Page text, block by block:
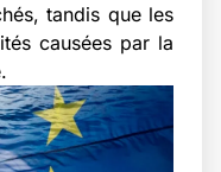
tandis que les
causées par la